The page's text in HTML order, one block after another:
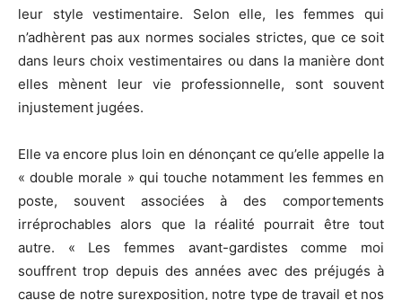
leur style vestimentaire. Selon elle, les femmes qui
n’adhèrent pas aux normes sociales strictes, que ce soit
dans leurs choix vestimentaires ou dans la manière dont
elles mènent leur vie professionnelle, sont souvent
injustement jugées.
Elle va encore plus loin en dénonçant ce qu’elle appelle la
« double morale » qui touche notamment les femmes en
poste, souvent associées à des comportements
irréprochables alors que la réalité pourrait être tout
autre. « Les femmes avant-gardistes comme moi
souffrent trop depuis des années avec des préjugés à
cause de notre surexposition, notre type de travail et nos